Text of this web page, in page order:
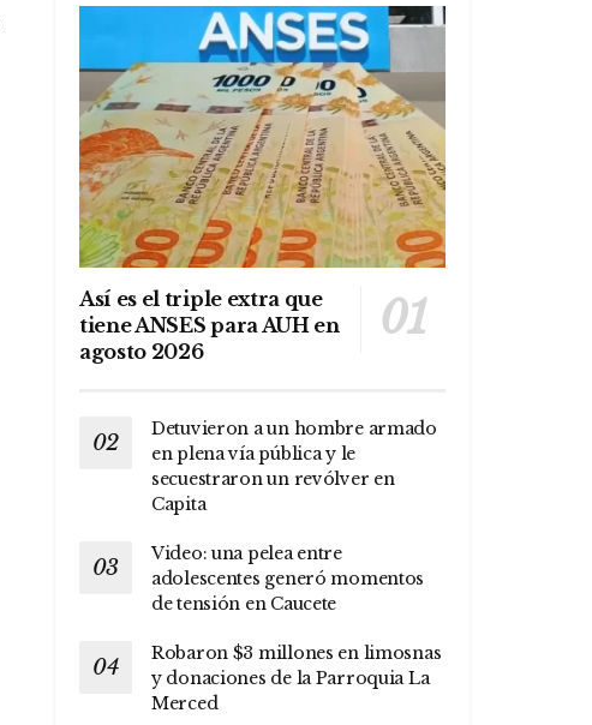
Así es el triple extra que
tiene ANSES para AUH en
agosto 2026
Detuvieron a un hombre armado
en plena vía pública y le
secuestraron un revólver en
Capita
Video: una pelea entre
adolescentes generó momentos
de tensión en Caucete
Robaron $3 millones en limosnas
y donaciones de la Parroquia La
Merced